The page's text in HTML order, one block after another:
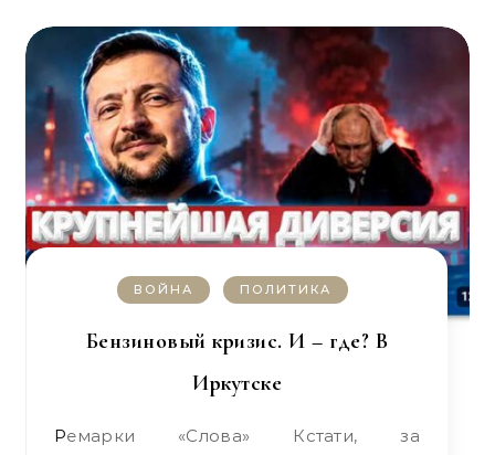
ВОЙНА ПОЛИТИКА
Бензиновый кризис. И – где? В
Иркутске
Ремарки «Слова» Кстати, за